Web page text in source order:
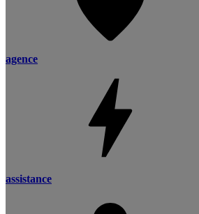
agence
assistance